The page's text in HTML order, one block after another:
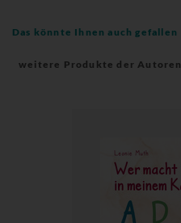
Das könnte Ihnen auch gefallen
weitere Produkte der Autoren